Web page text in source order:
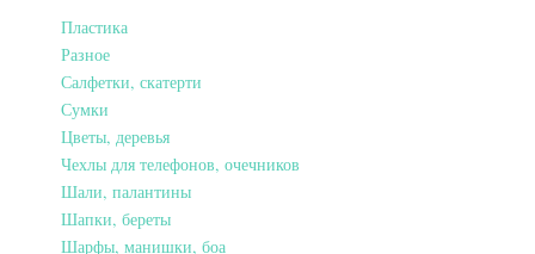
Пластика
Разное
Салфетки, скатерти
Сумки
Цветы, деревья
Чехлы для телефонов, очечников
Шали, палантины
Шапки, береты
Шарфы, манишки, боа